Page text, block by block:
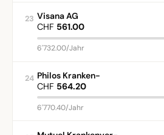
23 Visana AG
CHF 561.00
6'732.00/Jahr
24 Philos Kranken-
CHF 564.20
6'770.40/Jahr